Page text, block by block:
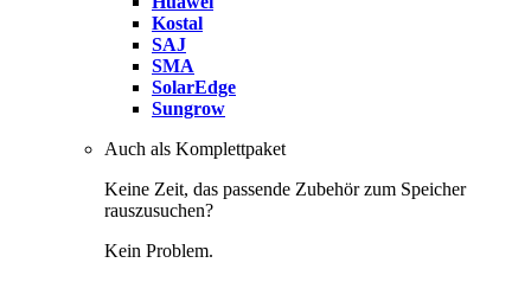
Kostal
SAJ
SMA
SolarEdge
Sungrow
Auch als Komplettpaket
Keine Zeit, das passende Zubehör zum Speicher
rauszusuchen?
Kein Problem.